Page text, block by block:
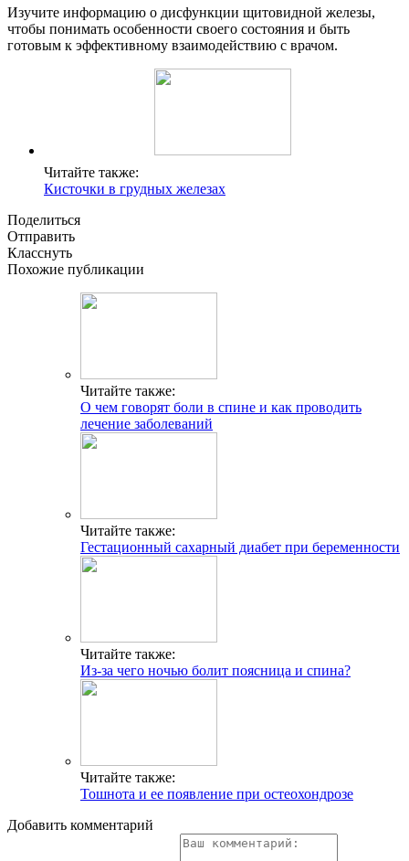
Изучите информацию о дисфункции щитовидной железы,
чтобы понимать особенности своего состояния и быть
готовым к эффективному взаимодействию с врачом.
Читайте также:
Кисточки в грудных железах
Поделиться
Отправить
Класснуть
Похожие публикации
Читайте также:
О чем говорят боли в спине и как проводить
лечение заболеваний
Читайте также:
Гестационный сахарный диабет при беременности
Читайте также:
Из-за чего ночью болит поясница и спина?
Читайте также:
Тошнота и ее появление при остеохондрозе
Добавить комментарий